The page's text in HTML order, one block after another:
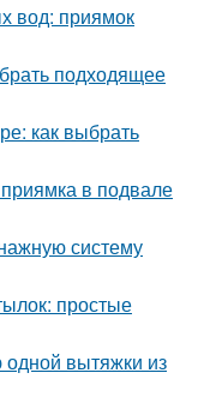
вод: приямок
подходящее
как выбрать
в подвале
систему
простые
вытяжки из